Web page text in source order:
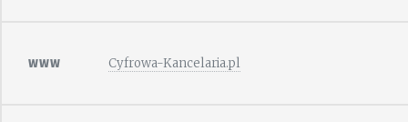
WWW Cyfrowa-Kancelaria.pl